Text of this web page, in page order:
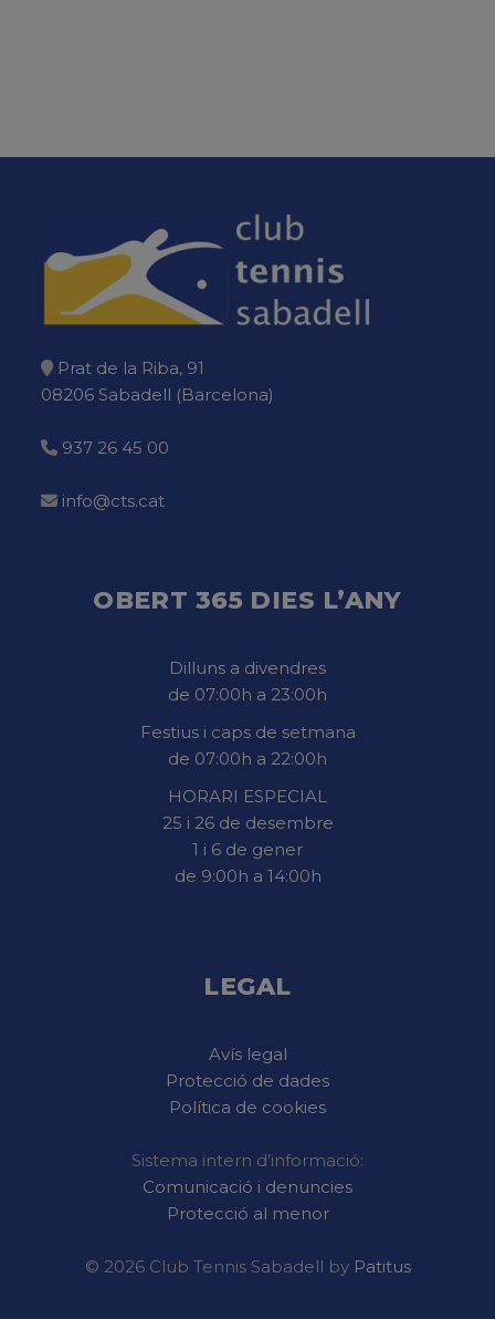
Prat de la Riba, 91
08206 Sabadell (Barcelona)
937 26 45 00
info@cts.cat
OBERT 365 DIES L’ANY
Dilluns a divendres
de 07:00h a 23:00h
Festius i caps de setmana
de 07:00h a 22:00h
HORARI ESPECIAL
25 i 26 de desembre
1 i 6 de gener
de 9:00h a 14:00h
LEGAL
Avís legal
Protecció de dades
Política de cookies
Sistema intern d’informació:
Comunicació i denuncies
Protecció al menor
© 2026 Club Tennis Sabadell by Patitus